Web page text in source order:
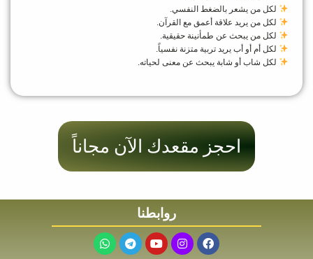
لكل من يشعر بالضغط النفسي.
لكل من يريد علاقة أعمق مع القرآن.
لكل من يبحث عن طمأنينة حقيقية.
لكل أم أو أب يريد تربية متزنة نفسياً.
لكل شاب أو شابة يبحث عن معنى لحياته.
احجز مقعدك الآن مجاناً
روابطنا